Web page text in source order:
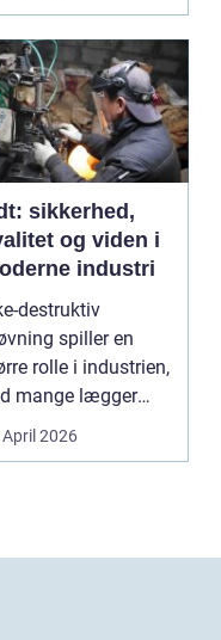
sikkerhed,
og viden i
industri
destruktiv
spiller en
rolle i industrien,
mange lægger
til i hverdage...
2026